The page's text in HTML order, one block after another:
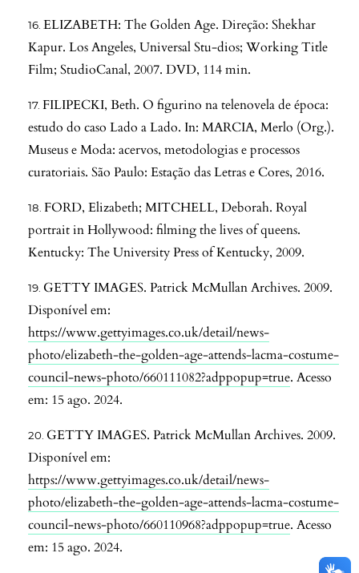
ELIZABETH: The Golden Age. Direção: Shekhar
Kapur. Los Angeles, Universal Stu-dios; Working Title
Film; StudioCanal, 2007. DVD, 114 min.
FILIPECKI, Beth. O figurino na telenovela de época:
estudo do caso Lado a Lado. In: MARCIA, Merlo (Org.).
Museus e Moda: acervos, metodologias e processos
curatoriais. São Paulo: Estação das Letras e Cores, 2016.
FORD, Elizabeth; MITCHELL, Deborah. Royal
portrait in Hollywood: filming the lives of queens.
Kentucky: The University Press of Kentucky, 2009.
GETTY IMAGES. Patrick McMullan Archives. 2009.
Disponível em:
https://www.gettyimages.co.uk/detail/news-
photo/elizabeth-the-golden-age-attends-lacma-costume-
council-news-photo/660111082?adppopup=true. Acesso
em: 15 ago. 2024.
GETTY IMAGES. Patrick McMullan Archives. 2009.
Disponível em:
https://www.gettyimages.co.uk/detail/news-
photo/elizabeth-the-golden-age-attends-lacma-costume-
council-news-photo/660110968?adppopup=true. Acesso
em: 15 ago. 2024.